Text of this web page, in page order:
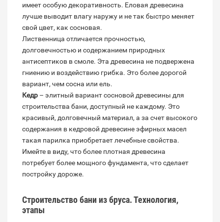
имеет особую декоративность. Еловая древесина
лучше выводит влагу наружу и не так быстро меняет
свой цвет, как сосновая.
Лиственница отличается прочностью,
долговечностью и содержанием природных
антисептиков в смоле. Эта древесина не подвержена
гниению и воздействию грибка. Это более дорогой
вариант, чем сосна или ель.
Кедр – элитный вариант сосновой древесины для
строительства бани, доступный не каждому. Это
красивый, долговечный материал, а за счет высокого
содержания в кедровой древесине эфирных масел
такая парилка приобретает лечебные свойства.
Имейте в виду, что более плотная древесина
потребует более мощного фундамента, что сделает
постройку дороже.
Строительство бани из бруса. Технология,
этапы